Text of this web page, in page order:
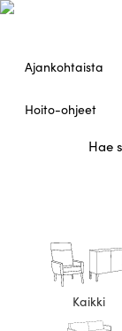
Ajankohtaista
Hoito-ohjeet
Kaikki